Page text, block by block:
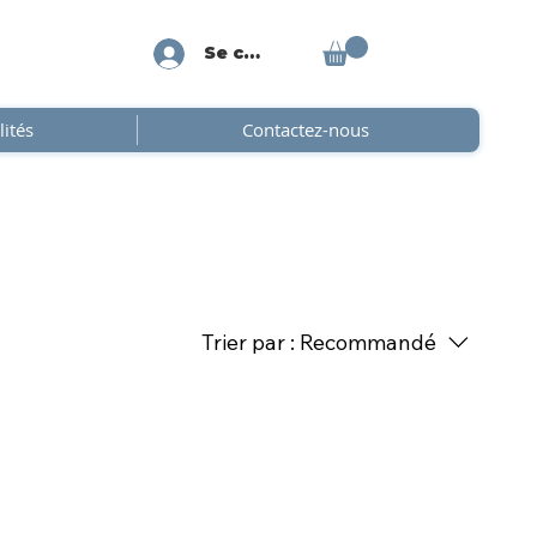
Se connecter
Contactez-nous
Trier par : Recommandé